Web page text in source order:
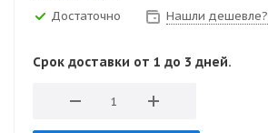
Достаточно Нашли дешевле?
Срок доставки от 1 до 3 дней.